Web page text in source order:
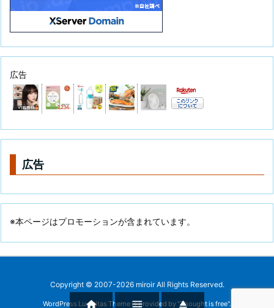
広告
広告
※本ページはプロモーションが含まれています。
Copyright © 2007-2026 miroirAll Rights Reserved.
WordPress Luxeritas Theme is provided by "Thought is free".
  